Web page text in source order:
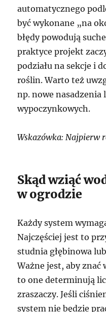
automatycznego
być wykonane „na
błędy powodują
praktyce projekt
podziału na sekcje i
roślin. Warto też
np. nowe
wypoczynkowych.
Wskazówka: Najpierw
Skąd wziąć
w ogrodzie
Każdy system
Najczęściej jest to
studnia głębinowa
Ważne jest, aby znać
to one determinują
zraszaczy. Jeśli
system nie będzie